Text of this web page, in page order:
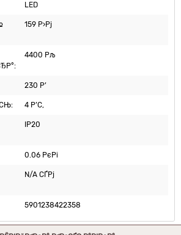
LED
159 Р›Рј
4400 Рљ
230 Р’
4 Р’С‚
IP20
0.06 РєРі
N/A СЃРј
5901238422358